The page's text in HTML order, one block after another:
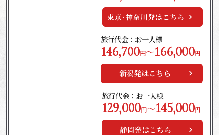
東京･神奈川発はこちら
旅行代金：お一人様
146,700円～166,000円
新潟発はこちら
旅行代金：お一人様
129,000円～145,000円
静岡発はこちら